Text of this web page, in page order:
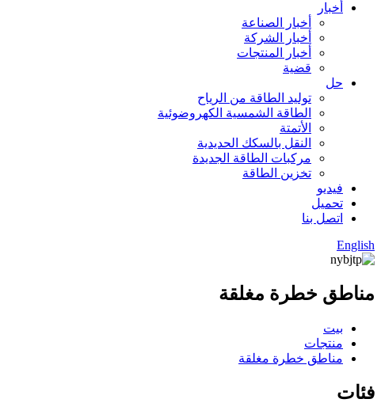
أخبار
أخبار الصناعة
أخبار الشركة
أخبار المنتجات
قضية
حل
توليد الطاقة من الرياح
الطاقة الشمسية الكهروضوئية
الأتمتة
النقل بالسكك الحديدية
مركبات الطاقة الجديدة
تخزين الطاقة
فيديو
تحميل
اتصل بنا
English
مناطق خطرة مغلقة
بيت
منتجات
مناطق خطرة مغلقة
فئات